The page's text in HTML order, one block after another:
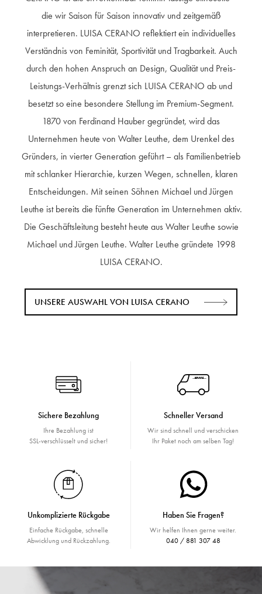
die wir Saison für Saison innovativ und zeitgemäß
interpretieren. LUISA CERANO reflektiert ein individuelles
Verständnis von Feminität, Sportivität und Tragbarkeit. Auch
durch den hohen Anspruch an Design, Qualität und Preis-
Leistungs-Verhältnis grenzt sich LUISA CERANO ab und
besetzt so eine besondere Stellung im Premium-Segment.
1870 von Ferdinand Hauber gegründet, wird das
Unternehmen heute von Walter Leuthe, dem Urenkel des
Gründers, in vierter Generation geführt – als Familienbetrieb
mit schlanker Hierarchie, kurzen Wegen, schnellen, klaren
Entscheidungen. Mit seinen Söhnen Michael und Jürgen
Leuthe ist bereits die fünfte Generation im Unternehmen aktiv.
Die Geschäftsleitung besteht heute aus Walter Leuthe sowie
Michael und Jürgen Leuthe. Walter Leuthe gründete 1998
LUISA CERANO.
UNSERE AUSWAHL VON LUISA CERANO
Sichere Bezahlung
Ihre Bezahlung ist
SSL-verschlüsselt und sicher!
Schneller Versand
Wir sind schnell und verschicken
Ihr Paket noch am selben Tag!
Unkomplizierte Rückgabe
Einfache Rückgabe, schnelle
Abwicklung und Rückzahlung.
Haben Sie Fragen?
Wir helfen Ihnen gerne weiter.
040 / 881 307 48